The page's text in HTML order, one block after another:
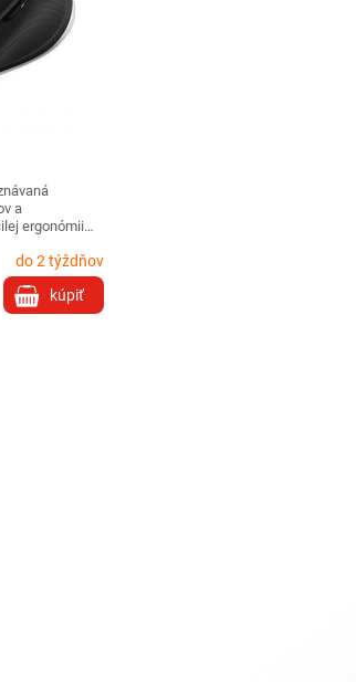
a
ergonómii…
do 2 týždňov
kúpiť